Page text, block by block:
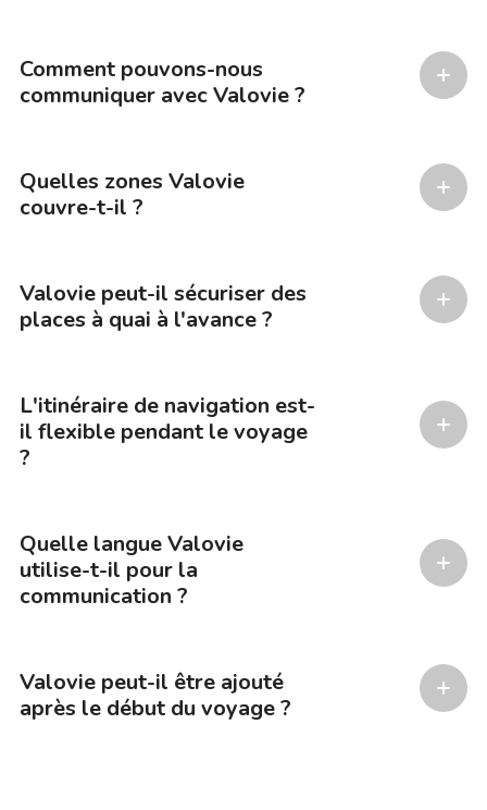
Comment pouvons-nous
communiquer avec Valovie ?
Quelles zones Valovie
couvre-t-il ?
Valovie peut-il sécuriser des
places à quai à l'avance ?
L'itinéraire de navigation est-
il flexible pendant le voyage
?
Quelle langue Valovie
utilise-t-il pour la
communication ?
Valovie peut-il être ajouté
après le début du voyage ?